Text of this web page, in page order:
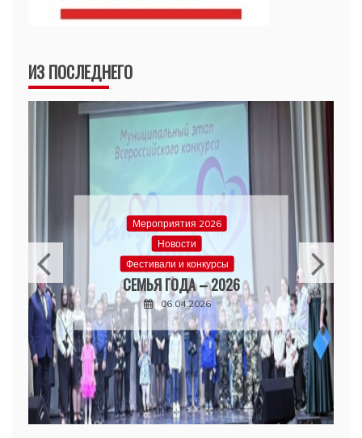
ИЗ ПОСЛЕДНЕГО
Мероприятия 2026
Новости
Фестивали и конкурсы
СЕМЬЯ ГОДА – 2026
06.04.2026